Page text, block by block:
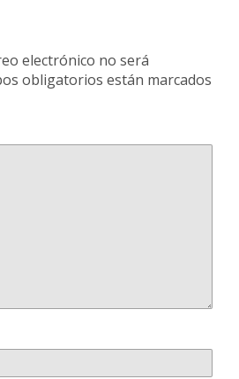
electrónico no será
obligatorios están marcados